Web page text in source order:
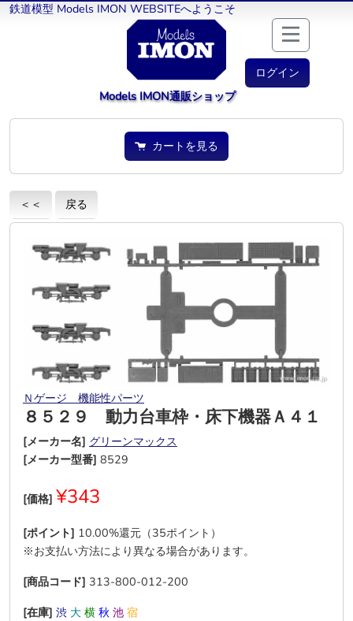
鉄道模型 Models IMON WEBSITEへようこそ
ログイン
Models IMON通販ショップ
カートを見る
＜＜ 戻る
Ｎゲージ 機能性パーツ
８５２９ 動力台車枠・床下機器Ａ４１
[メーカー名] グリーンマックス
[メーカー型番] 8529
[価格] ¥343
[ポイント] 10.00%還元（35ポイント）
※お支払い方法により異なる場合があります。
[商品コード] 313-800-012-200
[在庫] 渋 大 横 秋 池 宿